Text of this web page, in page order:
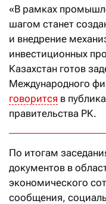
«В рамках
шагом станет
и внедрение
инвестиционных
Казахстан готов
Международного
говорится в
правительства РК.
По итогам
документов в
экономического
сообщения,